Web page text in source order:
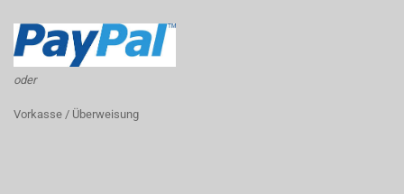
oder
Vorkasse / Überweisung